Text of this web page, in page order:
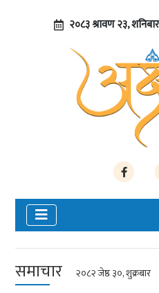
२०८३ श्रावण २३, शनिबार
समाचार २०८२ जेष्ठ ३०, शुक्रबार